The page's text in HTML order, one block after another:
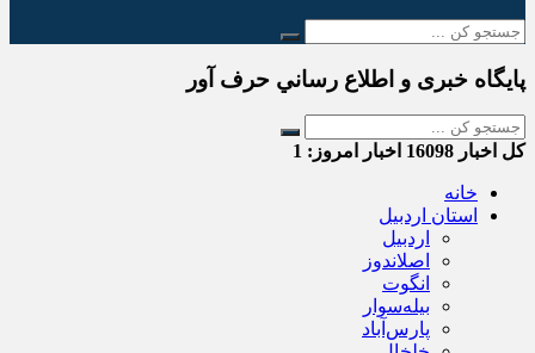
پایگاه خبری و اطلاع رساني حرف آور
کل اخبار اخبار امروز: 1
خانه
استان اردبیل
اردبیل
اصلاندوز
انگوت
بیله‌سوار
پارس‌آباد